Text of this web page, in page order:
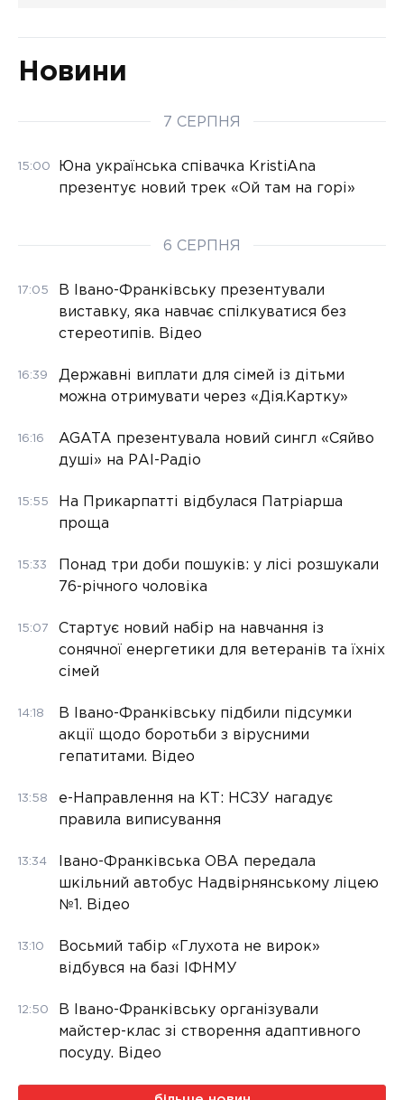
Новини
7 СЕРПНЯ
15:00
Юна українська співачка KristiAna
презентує новий трек «Ой там на горі»
6 СЕРПНЯ
17:05
В Івано-Франківську презентували
виставку, яка навчає спілкуватися без
стереотипів. Відео
16:39
Державні виплати для сімей із дітьми
можна отримувати через «Дія.Картку»
16:16
AGATA презентувала новий сингл «Сяйво
душі» на РАІ-Радіо
15:55
На Прикарпатті відбулася Патріарша
проща
15:33
Понад три доби пошуків: у лісі розшукали
76-річного чоловіка
15:07
Стартує новий набір на навчання із
сонячної енергетики для ветеранів та їхніх
сімей
14:18
В Івано-Франківську підбили підсумки
акції щодо боротьби з вірусними
гепатитами. Відео
13:58
е-Направлення на КТ: НСЗУ нагадує
правила виписування
13:34
Івано-Франківська ОВА передала
шкільний автобус Надвірнянському ліцею
№1. Відео
13:10
Восьмий табір «Глухота не вирок»
відбувся на базі ІФНМУ
12:50
В Івано-Франківську організували
майстер-клас зі створення адаптивного
посуду. Відео